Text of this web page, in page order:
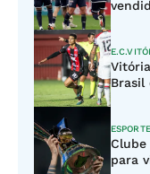
Brasil
Clube
para